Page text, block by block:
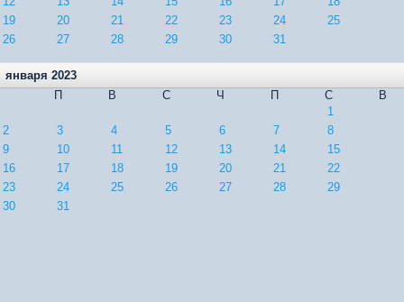
19
20 21 22 23 24
25
26
27 28 29 30 31
января 2023
П
В С Ч П С
В
1
2
3 4 5 6 7
8
9
10 11 12 13 14
15
16
17 18 19 20 21
22
23
24 25 26 27 28
29
30
31